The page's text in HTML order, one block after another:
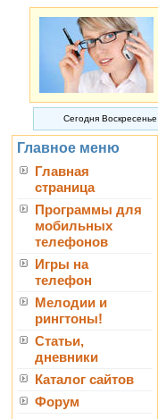
Сегодня
Главное меню
Главная
страница
Программы для
мобильных
телефонов
Игры на
телефон
Мелодии и
рингтоны!
Статьи,
дневники
Каталог сайтов
Форум